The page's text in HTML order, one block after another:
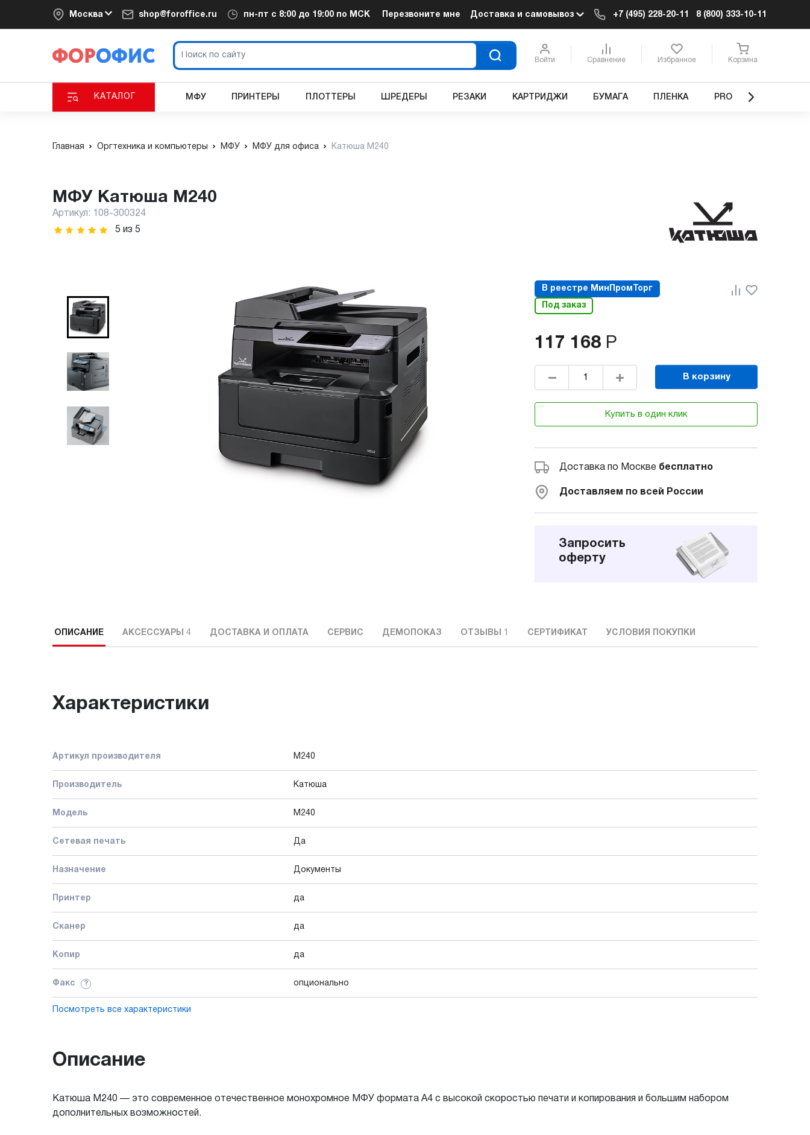
Москва shop@foroffice.ru пн-пт с 8:00 до 19:00 по МСК Перезвоните мне Доставка и самовывоз +7 (495) 228-20-11 8 (800) 333-10-11
Войти Сравнение Избранное Корзина
КАТАЛОГ МФУ ПРИНТЕРЫ ПЛОТТЕРЫ ШРЕДЕРЫ РЕЗАКИ КАРТРИДЖИ БУМАГА ПЛЕНКА PRO
Главная Оргтехника и компьютеры МФУ МФУ для офиса Катюша М240
МФУ Катюша М240
Артикул:
108-300324
5 из 5
В реестре МинПромТорг
Под заказ
117 168 Р
В корзину
Купить в один клик
Доставка по Москве бесплатно
Доставляем по всей России
Запросить
оферту
ОПИСАНИЕ АКСЕССУАРЫ 4 ДОСТАВКА И ОПЛАТА СЕРВИС ДЕМОПОКАЗ ОТЗЫВЫ СЕРТИФИКАТ УСЛОВИЯ ПОКУПКИ
Характеристики
Артикул производителя M240
Производитель Катюша
Модель М240
Сетевая печать Да
Назначение Документы
Принтер да
Сканер да
Копир да
Факс ? опционально
Посмотреть все характеристики
Описание
Катюша М240 — это современное отечественное монохромное МФУ формата А4 с высокой скоростью печати и копирования и большим набором
дополнительных возможностей.